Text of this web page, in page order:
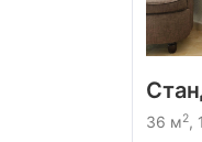
36 м2,